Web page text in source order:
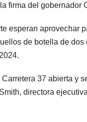
firma del gobernador
esperan aprovechar
de botella de
37 abierta y
directora